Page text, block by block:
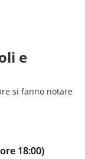
e
si fanno notare
18:00)